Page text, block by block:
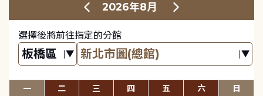
2026年8月
選擇後將前往指定的分館
一 二 三 四 五 六 日